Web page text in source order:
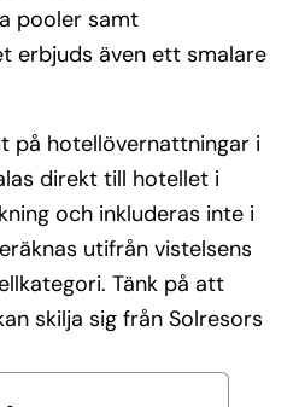
pooler samt
erbjuds även ett smalare
på hotellövernattningar i
direkt till hotellet i
och inkluderas inte i
utifrån vistelsens
Tänk på att
skilja sig från Solresors